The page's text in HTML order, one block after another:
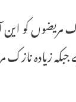
مریضوں کو
زیادہ